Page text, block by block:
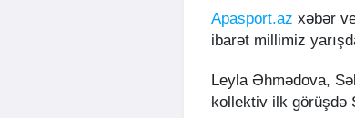
Apasport.az xəbər
ibarət millimiz
Leyla Əhmədova,
kollektiv ilk görüşdə